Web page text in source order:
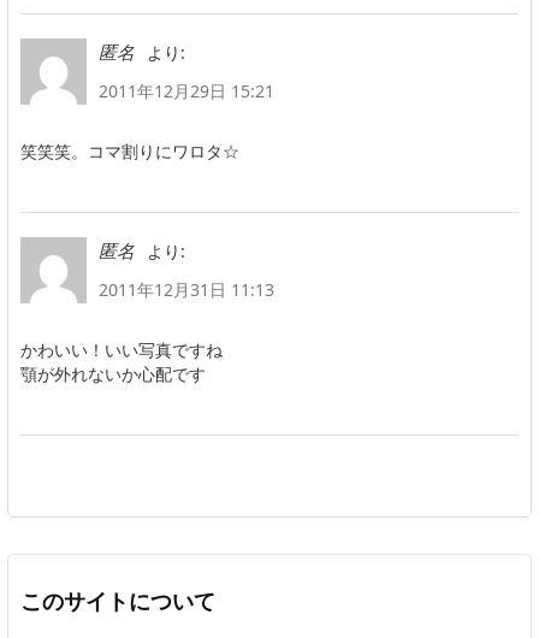
匿名
より:
2011年12月29日 15:21
笑笑笑。コマ割りにワロタ☆
匿名
より:
2011年12月31日 11:13
かわいい！いい写真ですね
顎が外れないか心配です
このサイトについて